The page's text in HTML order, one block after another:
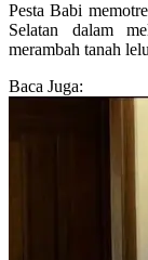
Pesta Babi
Selatan dalam
merambah tanah
Baca Juga: